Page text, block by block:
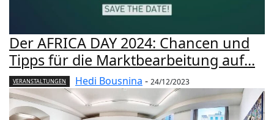
Der AFRICA DAY 2024: Chancen und
Tipps für die Marktbearbeitung auf...
VERANSTALTUNGEN Hedi Bousnina - 24/12/2023